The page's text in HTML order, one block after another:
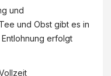
und
und Obst gibt es in
erfolgt